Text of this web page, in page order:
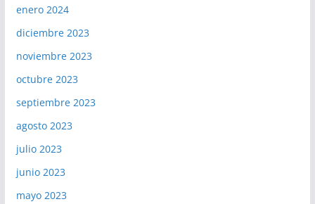
enero 2024
diciembre 2023
noviembre 2023
octubre 2023
septiembre 2023
agosto 2023
julio 2023
junio 2023
mayo 2023